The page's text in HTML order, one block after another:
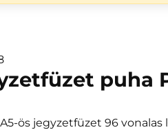
puha
ös jegyzetfüzet 96 vonalas